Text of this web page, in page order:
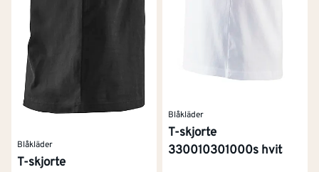
Blåkläder
T-skjorte
Blåkläder
T-skjorte
330010301000s hvit